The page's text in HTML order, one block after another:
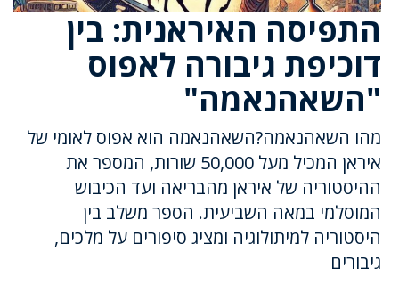
התפיסה האיראנית: בין
דוכיפת גיבורה לאפוס
"השאהנאמה"
מהו השאהנאמה?השאהנאמה הוא אפוס לאומי של
איראן המכיל מעל 50,000 שורות, המספר את
ההיסטוריה של איראן מהבריאה ועד הכיבוש
המוסלמי במאה השביעית. הספר משלב בין
היסטוריה למיתולוגיה ומציג סיפורים על מלכים,
גיבורים